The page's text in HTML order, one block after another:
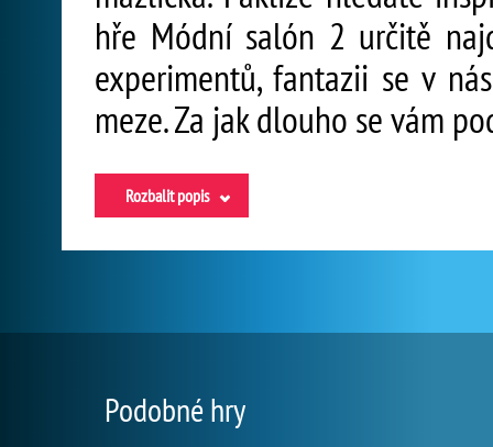
hře Módní salón 2 určitě
experimentů, fantazii se v
meze. Za jak dlouho se vám
Rozbalit popis
Podobné hry